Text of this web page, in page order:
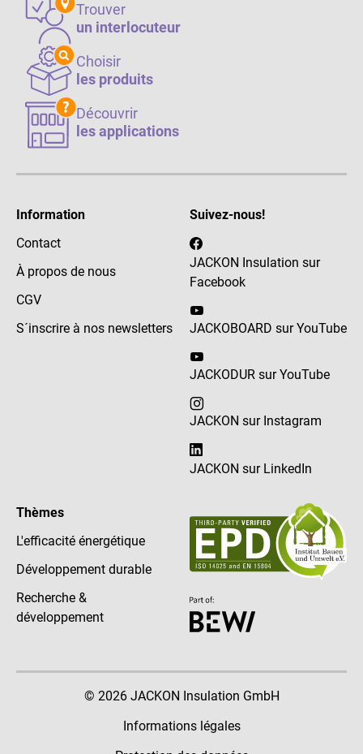
Trouver
un interlocuteur
Choisir
les produits
Découvrir
les applications
Information
Contact
À propos de nous
CGV
S´inscrire à nos newsletters
Suivez-nous!
JACKON Insulation sur
Facebook
JACKOBOARD sur YouTube
JACKODUR sur YouTube
JACKON sur Instagram
JACKON sur LinkedIn
Thèmes
L'efficacité énergétique
Développement durable
Recherche &
développement
© 2026 JACKON Insulation GmbH
Informations légales